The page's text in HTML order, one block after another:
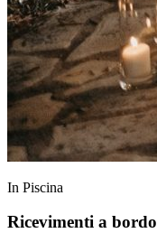
In Piscina
Ricevimenti a bordo